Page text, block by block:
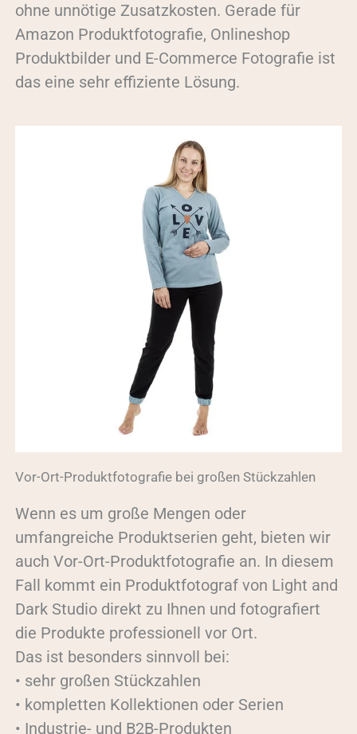
ohne unnötige Zusatzkosten. Gerade für
Amazon Produktfotografie, Onlineshop
Produktbilder und E-Commerce Fotografie ist
das eine sehr effiziente Lösung.
Vor-Ort-Produktfotografie bei großen Stückzahlen
Wenn es um große Mengen oder
umfangreiche Produktserien geht, bieten wir
auch Vor-Ort-Produktfotografie an. In diesem
Fall kommt ein Produktfotograf von Light and
Dark Studio direkt zu Ihnen und fotografiert
die Produkte professionell vor Ort.
Das ist besonders sinnvoll bei:
• sehr großen Stückzahlen
• kompletten Kollektionen oder Serien
• Industrie- und B2B-Produkten